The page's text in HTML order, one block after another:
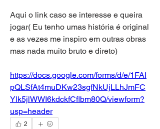
Aqui o link caso se interesse e queira
jogar( Eu tenho umas história é original
e as vezes me inspiro em outras obras
mas nada muito bruto e direto)
https://docs.google.com/forms/d/e/1FAI
pQLSfAt4muDKw23sgfNkUjLLhJmFC
Ylk5jlWWI6kdckfCflbm80Q/viewform?
usp=header
2